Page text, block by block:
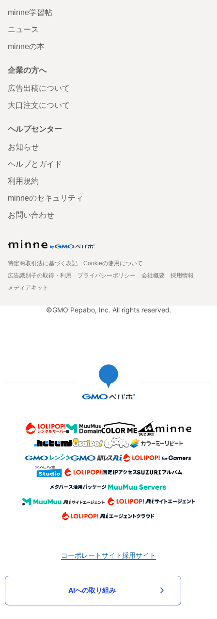
minne学習帖
ニュース
minneの本
企業の方へ
広告出稿について
大口注文について
ヘルプセンター
お知らせ
ヘルプとガイド
利用規約
minneのセキュリティ
お問い合わせ
特定商取引法に基づく表記
Cookieの使用について
広告識別子の取得・利用
プライバシーポリシー 会社概要
採用情報
メディアキット
©GMO Pepabo, Inc. All rights reserved.
コーポレートサイト採用サイト
AIへの取り組み